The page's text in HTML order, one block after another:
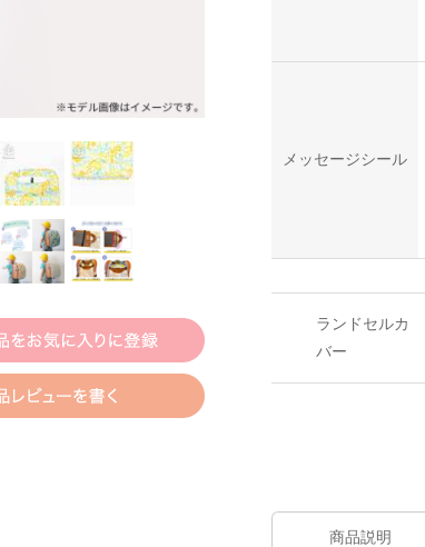
メッセージシール
ランドセルカ
バー
商品説明